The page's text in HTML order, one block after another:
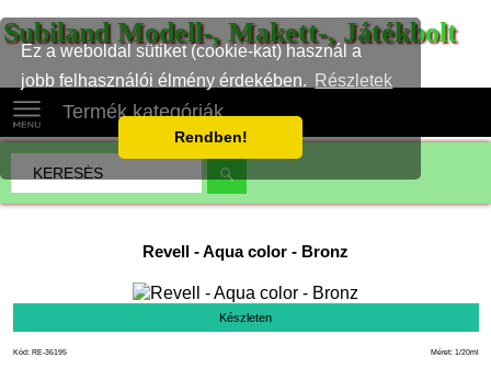
Ez a weboldal sütiket (cookie-kat) használ a
jobb felhasználói élmény érdekében.
Részletek
Rendben!
Subiland Modell-, Makett-, Játékbolt
Termék kategóriák
Revell -Aqua color - Bronz
Készleten
Méret: 1/20ml
Kód: RE-36195